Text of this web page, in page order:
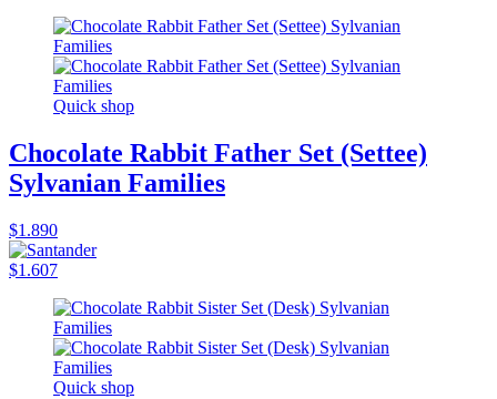
Quick shop
Chocolate Rabbit Father Set (Settee)
Sylvanian Families
$1.890
$1.607
Quick shop